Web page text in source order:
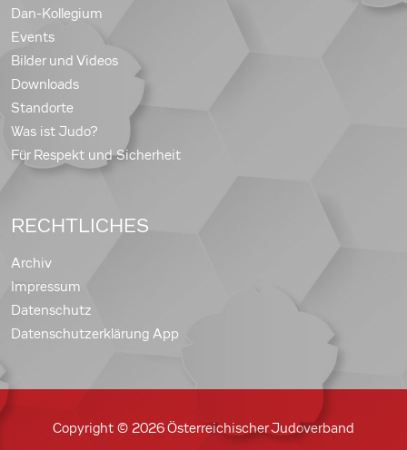
Dan-Kollegium
Events
Bilder und Videos
Downloads
Standorte
Was ist Judo?
Für Respekt und Sicherheit
RECHTLICHES
Archiv
Impressum
Datenschutz
Datenschutzerklärung App
Copyright © 2026 Österreichischer Judoverband